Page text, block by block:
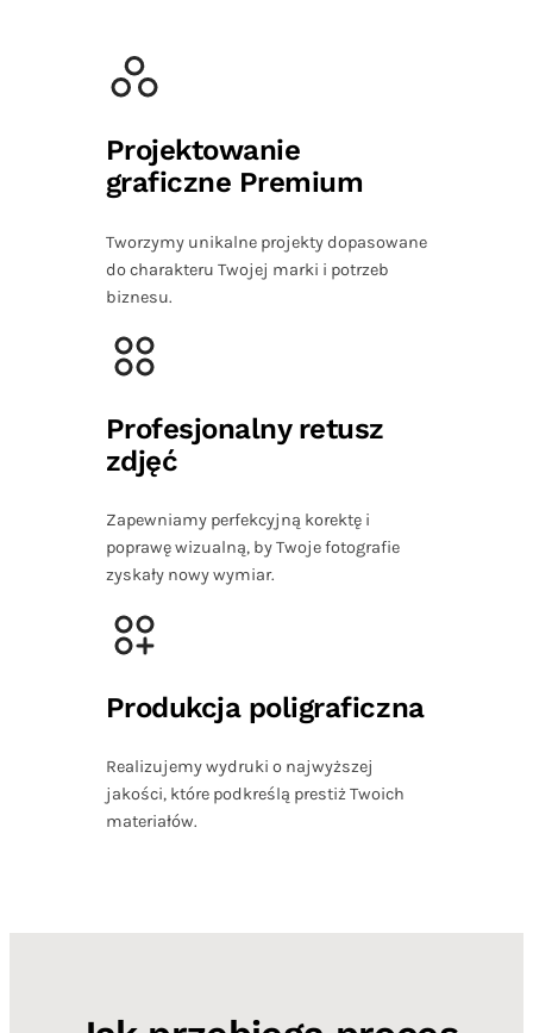
Projektowanie
graficzne Premium
Tworzymy unikalne projekty dopasowane
do charakteru Twojej marki i potrzeb
biznesu.
Profesjonalny retusz
zdjęć
Zapewniamy perfekcyjną korektę i
poprawę wizualną, by Twoje fotografie
zyskały nowy wymiar.
Produkcja poligraficzna
Realizujemy wydruki o najwyższej
jakości, które podkreślą prestiż Twoich
materiałów.